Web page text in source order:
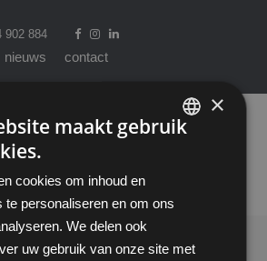
902 884
nieuws contact
Handschoenen
×
maakt gebruik
cookies om inhoud en
te personaliseren en om ons
We delen ook
uw gebruik van onze site met